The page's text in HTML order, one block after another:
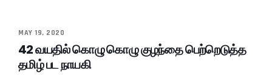
MAY 19, 2020
42 வயதில் கொழு கொழு குழந்தை பெற்றெடுத்த
தமிழ் பட நாயகி